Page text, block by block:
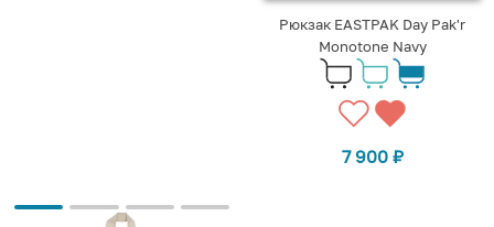
Рюкзак EASTPAK Day Pak'r
Monotone Navy
7 900 ₽